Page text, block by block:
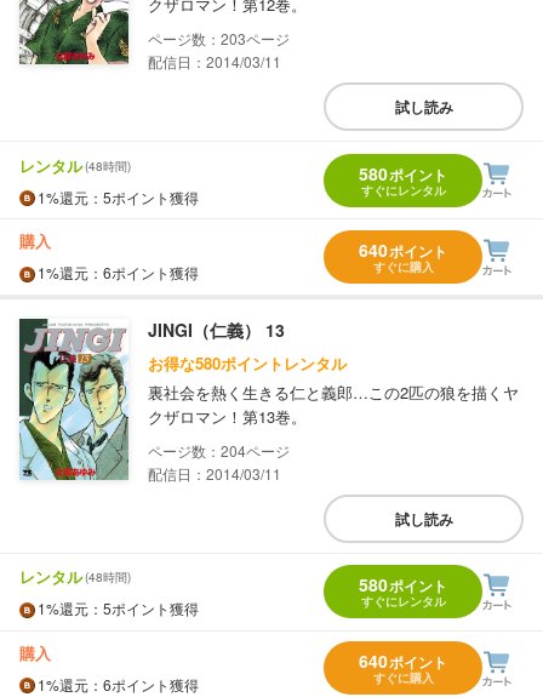
203
配信日：2014/03/11
試し読み
レンタル(48時間)
1%還元 ：5ポイント獲得
580ポイント
すぐにレンタル
購入
1%還元 ：6ポイント獲得
640ポイント
すぐに購入
JINGI（仁義） 13
お得な580ポイントレンタル
裏社会を熱く生きる仁と義郎…この2匹の狼を描くヤ
クザロマン！第13巻。
204
配信日：2014/03/11
試し読み
レンタル(48時間)
1%還元 ：5ポイント獲得
580ポイント
すぐにレンタル
購入
1%還元 ：6ポイント獲得
640ポイント
すぐに購入